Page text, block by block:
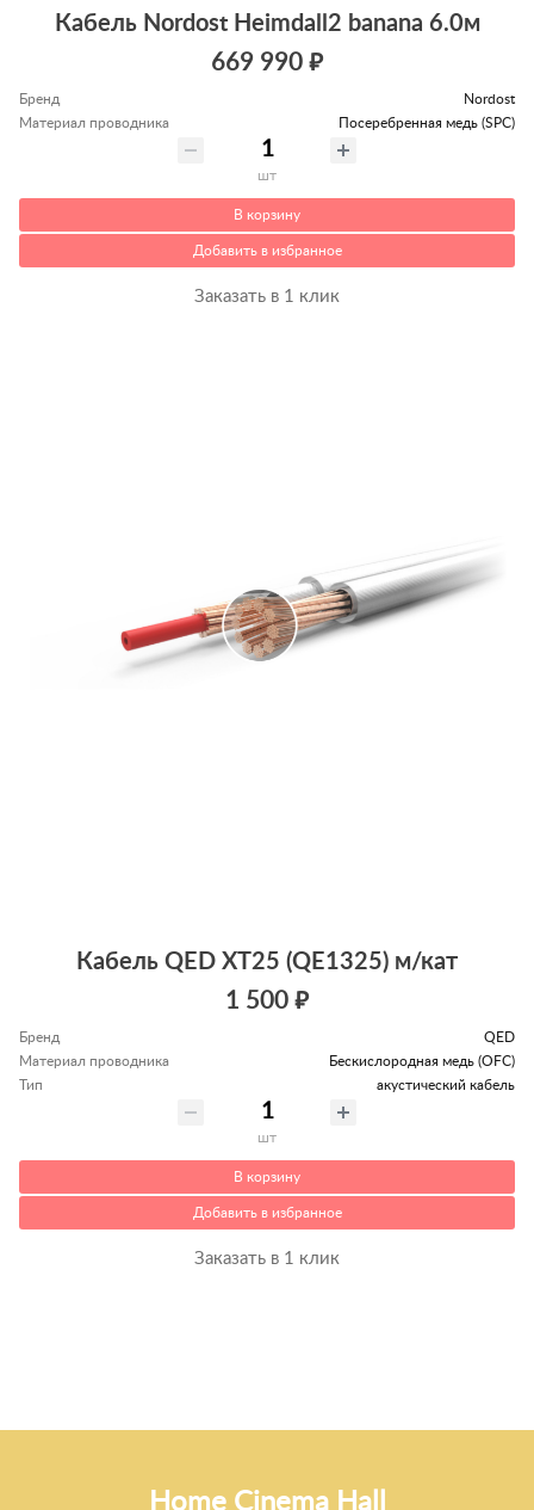
Кабель Nordost Heimdall2 banana 6.0м
669 990 ₽
Бренд
Nordost
Материал проводника
Посеребренная медь (SPC)
шт
В корзину
Добавить в избранное
Заказать в 1 клик
Кабель QED XT25 (QE1325) м/кат
1 500 ₽
Бренд
QED
Материал проводника
Беcкислородная медь (OFC)
Тип
акустический кабель
шт
В корзину
Добавить в избранное
Заказать в 1 клик
Home Cinema Hall